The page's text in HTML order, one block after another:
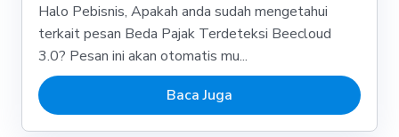
Halo Pebisnis, Apakah anda sudah mengetahui
terkait pesan Beda Pajak Terdeteksi Beecloud
3.0? Pesan ini akan otomatis mu...
Baca Juga